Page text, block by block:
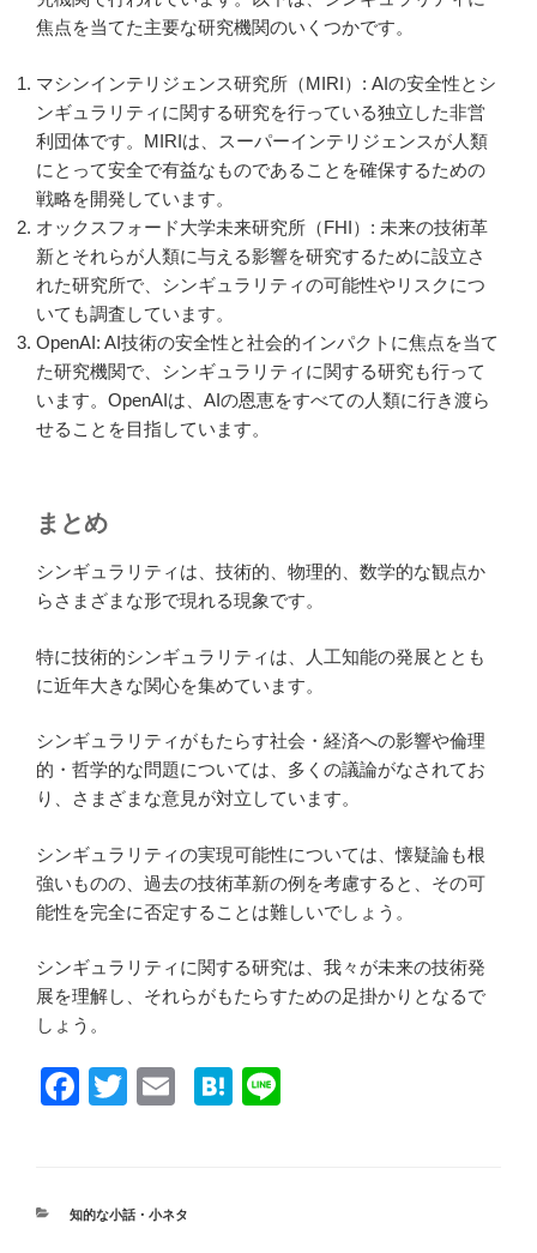
焦点を当てた主要な研究機関のいくつかです。
マシンインテリジェンス研究所（MIRI）: AIの安全性とシ
ンギュラリティに関する研究を行っている独立した非営
利団体です。MIRIは、スーパーインテリジェンスが人類
にとって安全で有益なものであることを確保するための
戦略を開発しています。
オックスフォード大学未来研究所（FHI）: 未来の技術革
新とそれらが人類に与える影響を研究するために設立さ
れた研究所で、シンギュラリティの可能性やリスクにつ
いても調査しています。
OpenAI: AI技術の安全性と社会的インパクトに焦点を当て
た研究機関で、シンギュラリティに関する研究も行って
います。OpenAIは、AIの恩恵をすべての人類に行き渡ら
せることを目指しています。
まとめ
シンギュラリティは、技術的、物理的、数学的な観点か
らさまざまな形で現れる現象です。
特に技術的シンギュラリティは、人工知能の発展ととも
に近年大きな関心を集めています。
シンギュラリティがもたらす社会・経済への影響や倫理
的・哲学的な問題については、多くの議論がなされてお
り、さまざまな意見が対立しています。
シンギュラリティの実現可能性については、懐疑論も根
強いものの、過去の技術革新の例を考慮すると、その可
能性を完全に否定することは難しいでしょう。
シンギュラリティに関する研究は、我々が未来の技術発
展を理解し、それらがもたらすための足掛かりとなるで
しょう。
F
e
T
er
E
H
カ
知的な小話・小ネタ